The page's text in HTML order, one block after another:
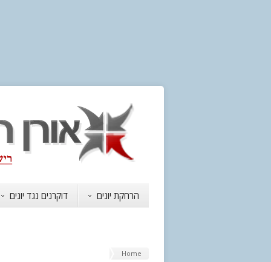
הרחקת יונים דוקרנים נגד יונים
Home